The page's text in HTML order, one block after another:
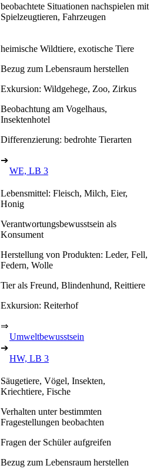
beobachtete Situationen nachspielen mit
Spielzeugtieren, Fahrzeugen
heimische Wildtiere, exotische Tiere
Bezug zum Lebensraum herstellen
Exkursion: Wildgehege, Zoo, Zirkus
Beobachtung am Vogelhaus,
Insektenhotel
Differenzierung: bedrohte Tierarten
➔
WE, LB 3
Lebensmittel: Fleisch, Milch, Eier,
Honig
Verantwortungsbewusstsein als
Konsument
Herstellung von Produkten: Leder, Fell,
Federn, Wolle
Tier als Freund, Blindenhund, Reittiere
Exkursion: Reiterhof
⇒
Umweltbewusstsein
➔
HW, LB 3
Säugetiere, Vögel, Insekten,
Kriechtiere, Fische
Verhalten unter bestimmten
Fragestellungen beobachten
Fragen der Schüler aufgreifen
Bezug zum Lebensraum herstellen